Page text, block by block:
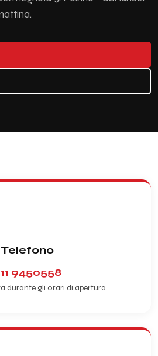
Telefono
9450558
durante gli orari di apertura